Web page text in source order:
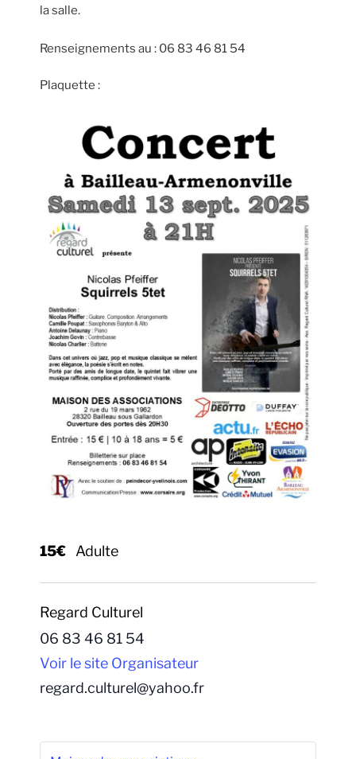
la salle.
Renseignements au : 06 83 46 81 54
Plaquette :
15€ Adulte
Regard Culturel
06 83 46 81 54
Voir le site Organisateur
regard.culturel@yahoo.fr